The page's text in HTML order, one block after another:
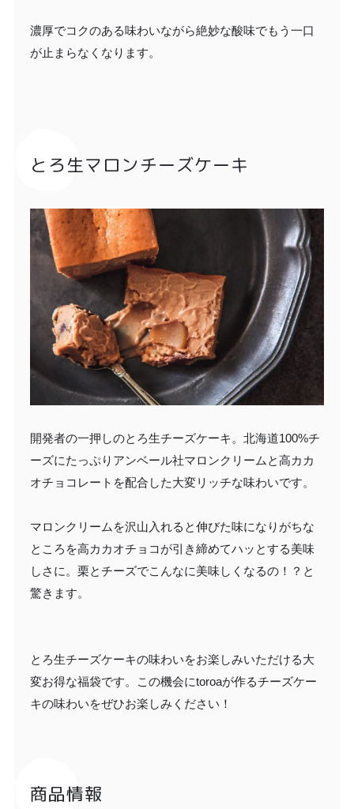
濃厚でコクのある味わいながら絶妙な酸味でもう一口
が止まらなくなります。
とろ生マロンチーズケーキ
開発者の一押しのとろ生チーズケーキ。北海道100%チ
ーズにたっぷりアンベール社マロンクリームと高カカ
オチョコレートを配合した大変リッチな味わいです。
マロンクリームを沢山入れると伸びた味になりがちな
ところを高カカオチョコが引き締めてハッとする美味
しさに。栗とチーズでこんなに美味しくなるの！？と
驚きます。
とろ生チーズケーキの味わいをお楽しみいただける大
変お得な福袋です。この機会にtoroaが作るチーズケー
キの味わいをぜひお楽しみください！
商品情報